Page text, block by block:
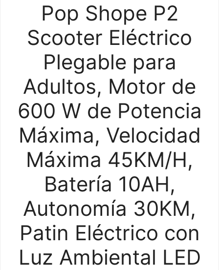
Pop Shope P2
Scooter Eléctrico
Plegable para
Adultos, Motor de
600 W de Potencia
Máxima, Velocidad
Máxima 45KM/H,
Batería 10AH,
Autonomía 30KM,
Patin Eléctrico con
Luz Ambiental LED